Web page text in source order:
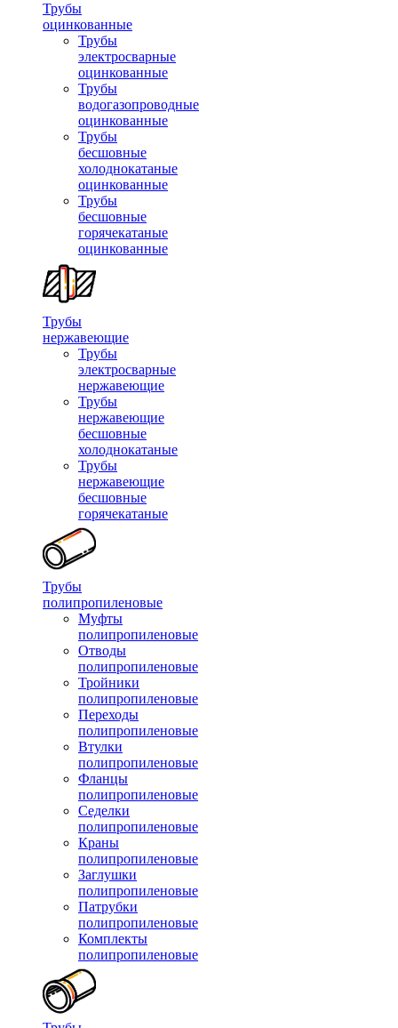
Трубы
оцинкованные
Трубы
электросварные
оцинкованные
Трубы
водогазопроводные
оцинкованные
Трубы
бесшовные
холоднокатаные
оцинкованные
Трубы
бесшовные
горячекатаные
оцинкованные
Трубы
нержавеющие
Трубы
электросварные
нержавеющие
Трубы
нержавеющие
бесшовные
холоднокатаные
Трубы
нержавеющие
бесшовные
горячекатаные
Трубы
полипропиленовые
Муфты
полипропиленовые
Отводы
полипропиленовые
Тройники
полипропиленовые
Переходы
полипропиленовые
Втулки
полипропиленовые
Фланцы
полипропиленовые
Седелки
полипропиленовые
Краны
полипропиленовые
Заглушки
полипропиленовые
Патрубки
полипропиленовые
Комплекты
полипропиленовые